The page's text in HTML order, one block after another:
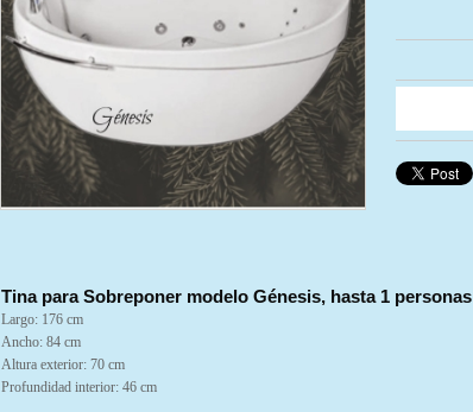
Tina para Sobreponer modelo Génesis, hasta 1 personas
Largo: 176 cm
Ancho: 84 cm
Altura exterior: 70 cm
Profundidad interior: 46 cm